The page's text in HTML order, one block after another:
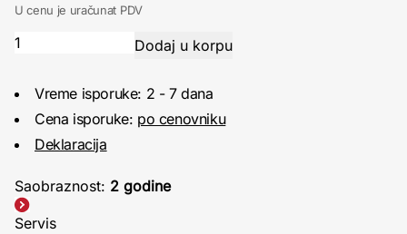
U cenu je uračunat PDV
Vreme isporuke: 2 - 7 dana
Cena isporuke: po cenovniku
Deklaracija
Saobraznost: 2 godine
Servis